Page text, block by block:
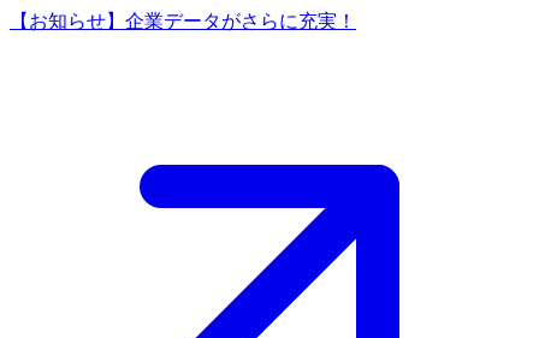
【お知らせ】企業データがさらに充実！